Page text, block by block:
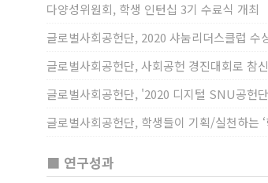
다양성위원회, 학생 인턴십 3기 수료식 개최
■ 연구성과